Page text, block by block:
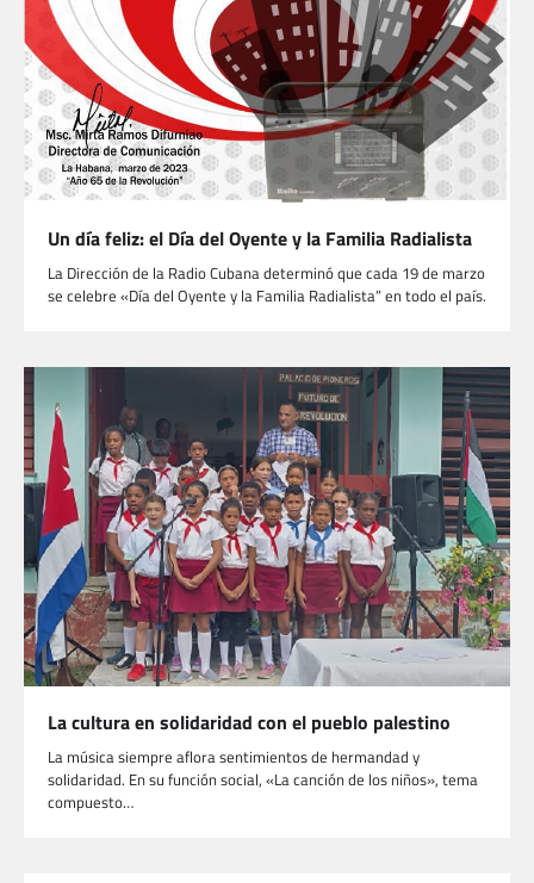
Un día feliz: el Día del Oyente y la Familia Radialista
La Dirección de la Radio Cubana determinó que cada 19 de marzo
se celebre «Día del Oyente y la Familia Radialista” en todo el país.
La cultura en solidaridad con el pueblo palestino
La música siempre aflora sentimientos de hermandad y
solidaridad. En su función social, «La canción de los niños», tema
compuesto…